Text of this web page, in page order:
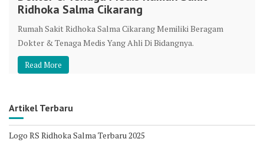
Ridhoka Salma Cikarang
Rumah Sakit Ridhoka Salma Cikarang Memiliki Beragam
Dokter & Tenaga Medis Yang Ahli Di Bidangnya.
Read More
Artikel Terbaru
Logo RS Ridhoka Salma Terbaru 2025